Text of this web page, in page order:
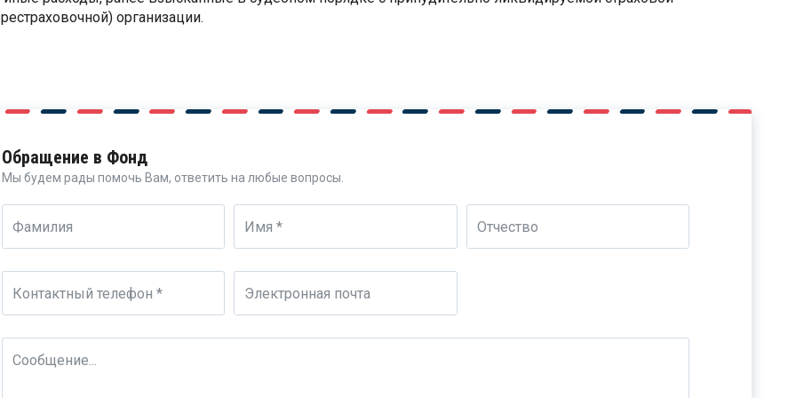
организации.
Обращение в Фонд
Мы будем рады помочь Вам, ответить на любые вопросы.
Фамилия Имя * Отчество
Контактный телефон * Электронная почта
Сообщение...